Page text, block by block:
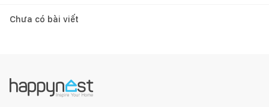
Chưa có bài viết